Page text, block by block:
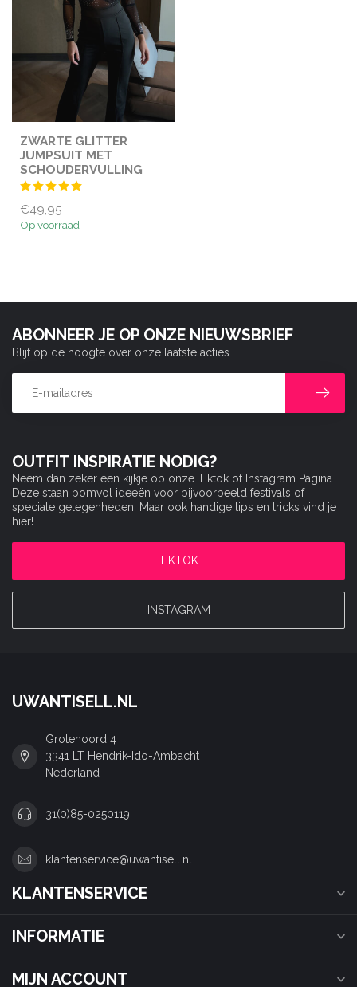
ZWARTE GLITTER
JUMPSUIT MET
SCHOUDERVULLING
€49,95
Op voorraad
OUTFIT INSPIRATIE NODIG?
Neem dan zeker een kijkje op onze Tiktok of Instagram Pagina.
Deze staan bomvol ideeën voor bijvoorbeeld festivals of
speciale gelegenheden. Maar ook handige tips en tricks vind je
hier!
TIKTOK
INSTAGRAM
ABONNEER JE OP ONZE NIEUWSBRIEF
Blijf op de hoogte over onze laatste acties
UWANTISELL.NL
Grotenoord 4
3341 LT Hendrik-Ido-Ambacht
Nederland
31(0)85-0250119
klantenservice@uwantisell.nl
KLANTENSERVICE
INFORMATIE
MIJN ACCOUNT